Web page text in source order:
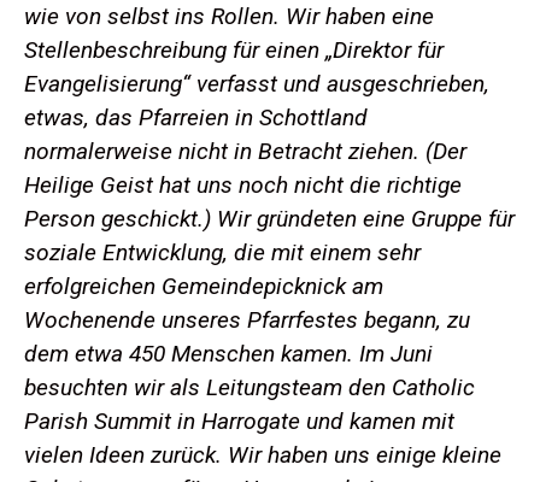
wie von selbst ins Rollen. Wir haben eine
Stellenbeschreibung für einen „Direktor für
Evangelisierung“ verfasst und ausgeschrieben,
etwas, das Pfarreien in Schottland
normalerweise nicht in Betracht ziehen. (Der
Heilige Geist hat uns noch nicht die richtige
Person geschickt.) Wir gründeten eine Gruppe für
soziale Entwicklung, die mit einem sehr
erfolgreichen Gemeindepicknick am
Wochenende unseres Pfarrfestes begann, zu
dem etwa 450 Menschen kamen. Im Juni
besuchten wir als Leitungsteam den Catholic
Parish Summit in Harrogate und kamen mit
vielen Ideen zurück. Wir haben uns einige kleine